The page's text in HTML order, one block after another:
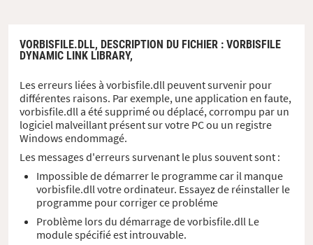
VORBISFILE.DLL, DESCRIPTION DU FICHIER : VORBISFILE
DYNAMIC LINK LIBRARY,
Les erreurs liées à vorbisfile.dll peuvent survenir pour
différentes raisons. Par exemple, une application en faute,
vorbisfile.dll a été supprimé ou déplacé, corrompu par un
logiciel malveillant présent sur votre PC ou un registre
Windows endommagé.
Les messages d'erreurs survenant le plus souvent sont :
Impossible de démarrer le programme car il manque
vorbisfile.dll votre ordinateur. Essayez de réinstaller le
programme pour corriger ce probléme
Problème lors du démarrage de vorbisfile.dll Le
module spécifié est introuvable.